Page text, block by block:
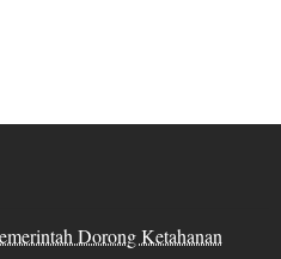
Dorong Ketahanan